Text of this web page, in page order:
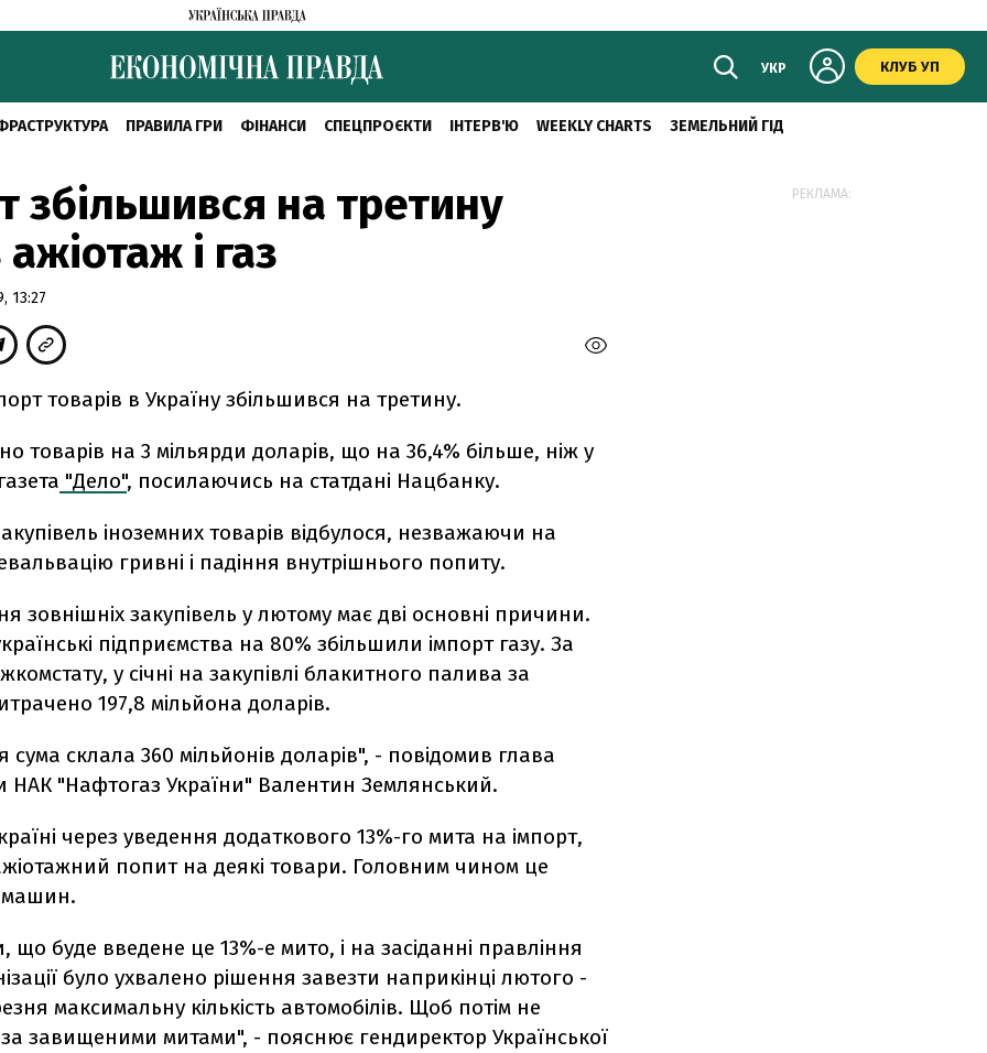
УКР КЛУБ УП
ПРАВИЛА ГРИ ФІНАНСИ СПЕЦПРОЄКТИ ІНТЕРВ'Ю WEEKLY CHARTS ЗЕМЕЛЬНИЙ ГІД
збільшився на третину
і газ
13:27
товарів в Україну збільшився на третину.
товарів на 3 мільярди доларів, що на 36,4% більше, ніж у
"Дело", посилаючись на статдані Нацбанку.
іноземних товарів відбулося, незважаючи на
гривні і падіння внутрішнього попиту.
зовнішніх закупівель у лютому має дві основні причини.
підприємства на 80% збільшили імпорт газу. За
у січні на закупівлі блакитного палива за
197,8 мільйона доларів.
сума склала 360 мільйонів доларів", - повідомив глава
НАК "Нафтогаз України" Валентин Землянський.
через уведення додаткового 13%-го мита на імпорт,
попит на деякі товари. Головним чином це
машин.
що буде введене це 13%-е мито, і на засіданні правління
було ухвалено рішення завезти наприкінці лютого -
максимальну кількість автомобілів. Щоб потім не
за завищеними митами", - пояснює гендиректор Української
РЕКЛАМА: